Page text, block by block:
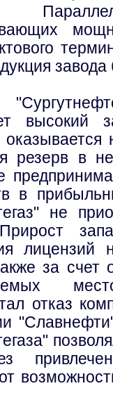
завода
высокий
резерв в
в
не
за счет
отказ